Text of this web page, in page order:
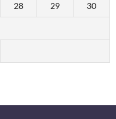
28 29 30